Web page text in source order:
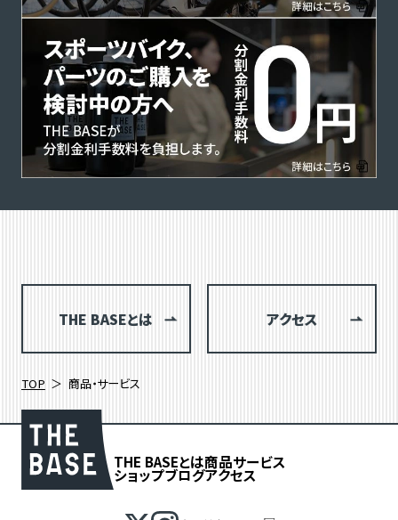
THE BASEとは アクセス
TOP 商品・サービス
THE BASEとは商品サービス
ショップブログアクセス